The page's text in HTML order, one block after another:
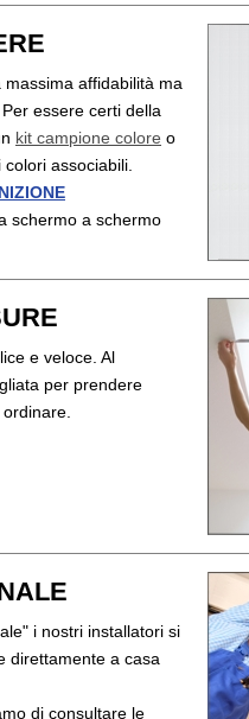
affidabilità ma
essere certi della
kit campione colore o
associabili.
schermo a schermo
e veloce. Al
per prendere
i nostri installatori si
direttamente a casa
di consultare le